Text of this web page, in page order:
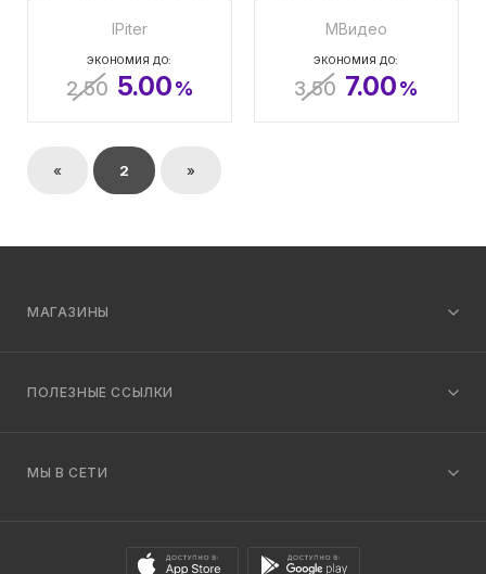
IPiter
ЭКОНОМИЯ ДО:
2.50 5.00%
МВидео
ЭКОНОМИЯ ДО:
3.50 7.00%
« 2 »
МАГАЗИНЫ
ПОЛЕЗНЫЕ ССЫЛКИ
МЫ В СЕТИ